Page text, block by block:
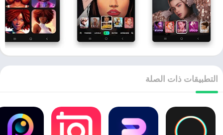
التطبيقات ذات الصلة